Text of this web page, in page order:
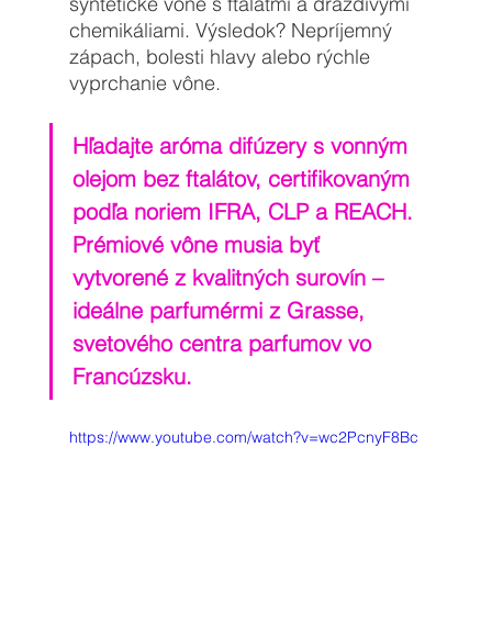
chemikáliami. Výsledok? Nepríjemný
zápach, bolesti hlavy alebo rýchle
vyprchanie vône.
Hľadajte aróma difúzery s vonným
olejom bez ftalátov, certifikovaným
podľa noriem IFRA, CLP a REACH.
Prémiové vône musia byť
vytvorené z kvalitných surovín –
ideálne parfumérmi z Grasse,
svetového centra parfumov vo
Francúzsku.
https://www.youtube.com/watch?v=wc2PcnyF8Bc